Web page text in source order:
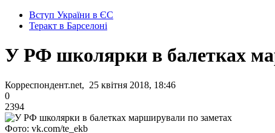
Вступ України в ЄС
Теракт в Барселоні
У РФ школярки в балетках
Корреспондент.net, 25 квітня 2018, 18:46
0
2394
Фото: vk.com/te_ekb